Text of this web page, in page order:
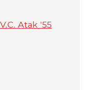
Atak '55